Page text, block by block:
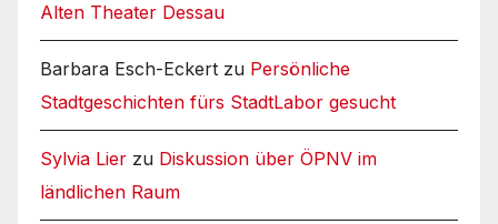
Alten Theater Dessau
Barbara Esch-Eckert zu Persönliche
Stadtgeschichten fürs StadtLabor gesucht
Sylvia Lier zu Diskussion über ÖPNV im
ländlichen Raum